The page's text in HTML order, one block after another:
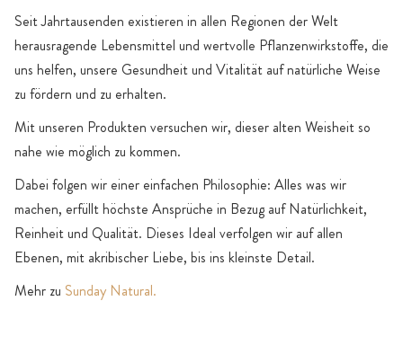
Seit Jahrtausenden existieren in allen Regionen der Welt
herausragende Lebensmittel und wertvolle Pflanzenwirkstoffe, die
uns helfen, unsere Gesundheit und Vitalität auf natürliche Weise
zu fördern und zu erhalten.
Mit unseren Produkten versuchen wir, dieser alten Weisheit so
nahe wie möglich zu kommen.
Dabei folgen wir einer einfachen Philosophie: Alles was wir
machen, erfüllt höchste Ansprüche in Bezug auf Natürlichkeit,
Reinheit und Qualität. Dieses Ideal verfolgen wir auf allen
Ebenen, mit akribischer Liebe, bis ins kleinste Detail.
Mehr zu Sunday Natural.